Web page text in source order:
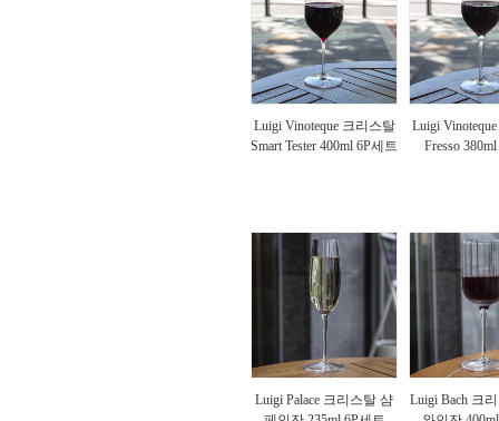
Luigi Vinoteque 크리스탈
Smart Tester 400ml 6P세트
Luigi
Fresso
Luigi Palace 크리스탈 샴
Luigi Bach 크